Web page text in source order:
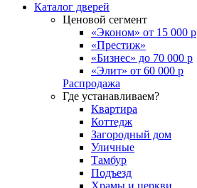
Каталог дверей
Ценовой сегмент
«Эконом» от 15 000 р
«Престиж»
«Бизнес» до 70 000 р
«Элит» от 60 000 р
Распродажа
Где устанавливаем?
Квартира
Коттедж
Загородный дом
Уличные
Тамбур
Подъезд